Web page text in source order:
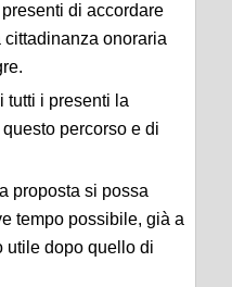
di accordare
onoraria
tutti i presenti la
percorso e di
proposta si possa
tempo possibile, già a
utile dopo quello di